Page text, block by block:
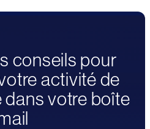
conseils pour
activité de
votre boîte